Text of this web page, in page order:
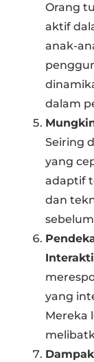
Orang
aktif
anak-
dalam
Seiring
yang
adaptif
dan
yang
Mereka